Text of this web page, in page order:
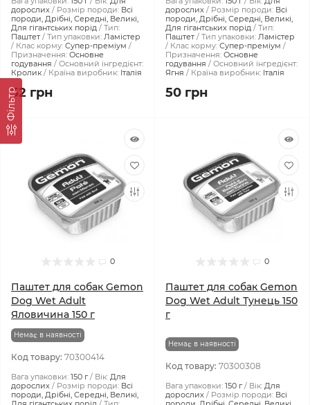
Фiльтр
дорослих
Розмір породи: Всі
породи, Дрібні, Середні, Великі,
Для гігантських порід
Тип:
Паштет
Тип упаковки: Ламістер
Клас корму: Супер-преміум
Призначення: Основне
годування
Основний інгредієнт:
Кролик
Країна виробник: Італія
52 грн
дорослих
Розмір породи: Всі
породи, Дрібні, Середні, Великі,
Для гігантських порід
Тип:
Паштет
Тип упаковки: Ламістер
Клас корму: Супер-преміум
Призначення: Основне
годування
Основний інгредієнт:
Ягня
Країна виробник: Італія
50 грн
0
Паштет для собак Gemon
Dog Wet Adult
Яловичина 150 г
Немає в наявності
Код товару: 70300414
Вага упаковки: 150 г Вік: Для
дорослих
Розмір породи: Всі
породи, Дрібні, Середні, Великі,
0
Паштет для собак Gemon
Dog Wet Adult Тунeць 150
г
Немає в наявності
Код товару: 70300308
Вага упаковки: 150 г Вік: Для
дорослих
Розмір породи: Всі